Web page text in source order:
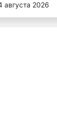
августа 2026